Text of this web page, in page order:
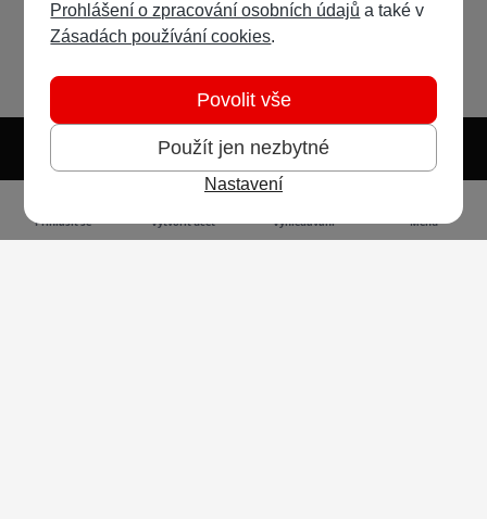
Světlý režim Předvolba systému
Přihlásit se Vytvořit účet Vyhledávání Menu
Prohlášení o zpracování osobních údajů a také v
Zásadách používání cookies.
Použít jen nezbytné
Povolit vše
Nastavení